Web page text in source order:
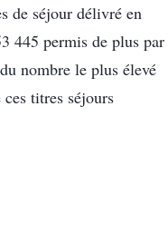
de séjour délivré en
445 permis de plus par
nombre le plus élevé
titres séjours